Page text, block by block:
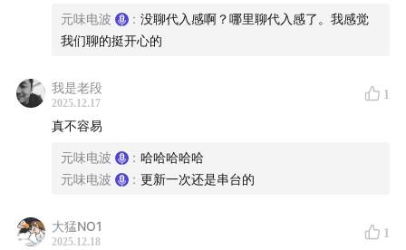
容包括但不限于：
大川挑选了三个最爱节目，全部来自于外星从，张兴朝征
服了他！
老薛选出的节目相当鸡贼，凭什么要求《救舅大状师》和
小望最爱TOP3演员里，居然是有刘旸教主的？这也太老
元味电波 : 没聊代入感啊？哪里聊代入感了。我感觉
我们聊的挺开心的
我是老段
2025.12.17
1
真不容易
元味电波 : 哈哈哈哈哈
元味电波
: 更新一次还是串台的
大猛NO1
2025.12.18
1